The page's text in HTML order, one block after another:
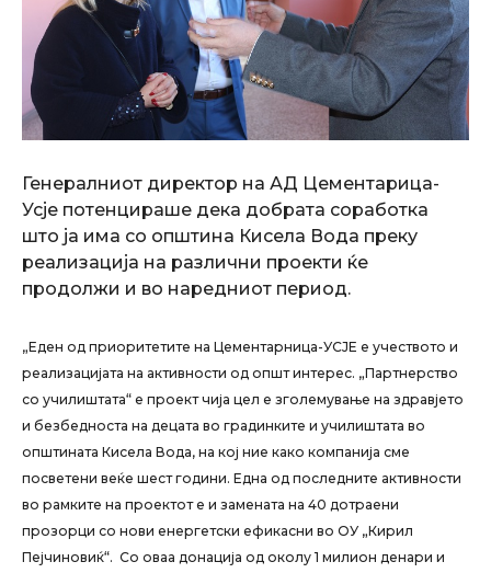
Генералниот директор на АД Цементарица-
Усје потенцираше дека добрата соработка
што ја има со општина Кисела Вода преку
реализација на различни проекти ќе
продолжи и во наредниот период.
„Еден од приоритетите на Цементарница-УСЈЕ е учеството и
реализацијата на активности од општ интерес. „Партнерство
со училиштата“ е проект чија цел е зголемување на здравјето
и безбедноста на децата во градинките и училиштата во
општината Кисела Вода, на кој ние како компанија сме
посветени веќе шест години. Една од последните активности
во рамките на проектот е и замената на 40 дотраени
прозорци со нови енергетски ефикасни во ОУ „Кирил
Пејчиновиќ“. Со оваа донација од околу 1 милион денари и